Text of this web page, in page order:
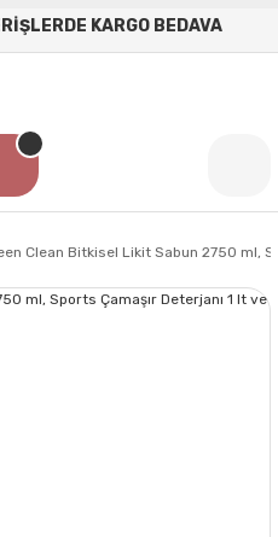
KARGO BEDAVA
Clean Bitkisel Likit Sabun 2750 ml,